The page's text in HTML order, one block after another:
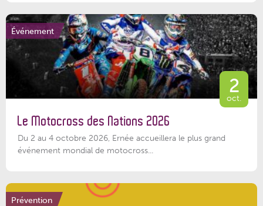
Événement
2
oct.
Le Motocross des Nations 2026
Du 2 au 4 octobre 2026, Ernée accueillera le plus grand
événement mondial de motocross...
Prévention